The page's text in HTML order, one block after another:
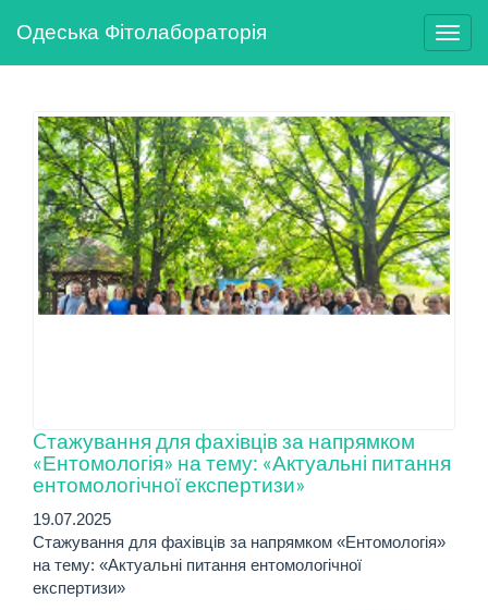
Одеська Фітолабораторія
Cтажування для фахівців за напрямком
«Ентомологія» на тему: «Актуальні питання
ентомологічної експертизи»
19.07.2025
Cтажування для фахівців за напрямком «Ентомологія»
на тему: «Актуальні питання ентомологічної
експертизи»